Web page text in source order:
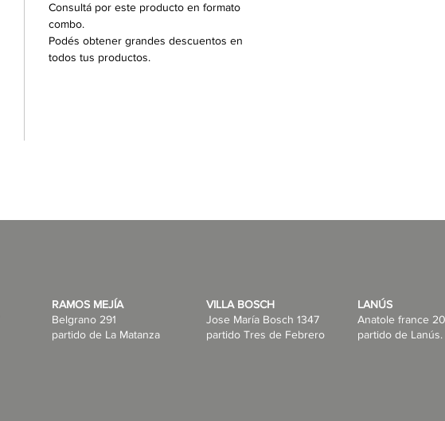
Consultá por este producto en formato
combo.
Podés obtener grandes descuentos en
todos tus productos.
RAMOS MEJÍA
Belgrano 291
partido de La Matanza
LANÚS
Anatole france
partido de Lanús.
VILLA BOSCH
Jose María Bosch 1347
partido Tres de Febrero